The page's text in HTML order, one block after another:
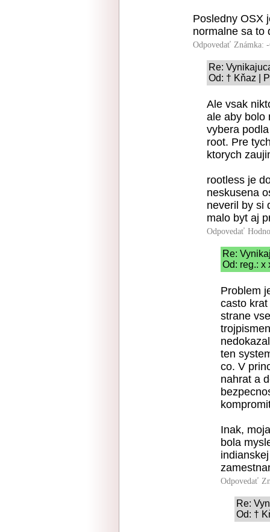
Posledny OSX
normalne sa to
Odpovedať Známka:
Re:
Od: † Kňaz |
Ale vsak
ale aby bolo
vybera
root. Pre
ktorych
rootless je
neskusena
neveril by si
malo byt aj
Odpovedať
Re:
Od: reg.: x
Problem
casto
strane
ten
co. V
nahrat a
Inak,
bola
Odpovedať
Re:
Od: †